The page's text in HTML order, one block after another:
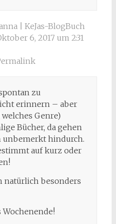
| KeJas-BlogBuch
6, 2017 um 2:31
zu
erinnern – aber
Genre)
Bücher, da gehen
unbemerkt hindurch.
auf kurz oder
natürlich besonders
Wochenende!